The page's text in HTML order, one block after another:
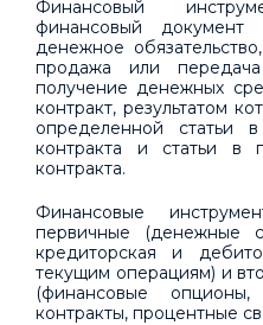
Финансовый
финансовый документ
денежное
продажа или передача
получение денежных
контракт, результатом
определенной статьи
контракта и статьи в
контракта.
Финансовые
первичные (денежные
кредиторская и
текущим операциям) и
(финансовые
контракты, процентные